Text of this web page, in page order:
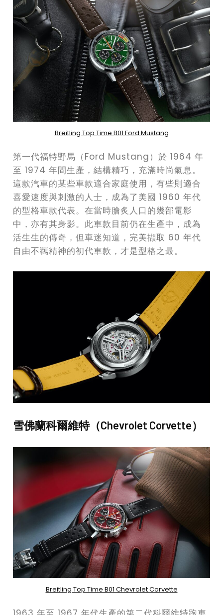
Breitling Top Time B01 Ford Mustang
第一代福特野馬（Ford Mustang）於 1964 年
至 1974 年間生產，結構精巧，充滿時尚氣息。
這款汽車的某些車款適合家庭使用，有些則適合
喜愛速度與刺激的人士，成為了美國 1960 年代
的型格車款代表。在當時膾炙人口的幾部電影
中，亦有其身影。此車款目前仍在生產中，成為
活生生的傳奇，但車迷知道，完美擷取 60 年代
自由不羈精神的初代車款，才是型格之最。
雪佛蘭科爾維特（Chevrolet Corvette）
Breitling Top Time B01 Chevrolet Corvette